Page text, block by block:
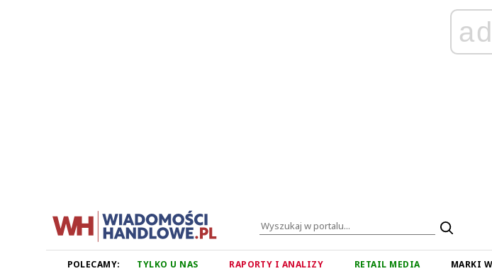
ad
POLECAMY: TYLKO U NAS RAPORTY I ANALIZY RETAIL MEDIA MARKI